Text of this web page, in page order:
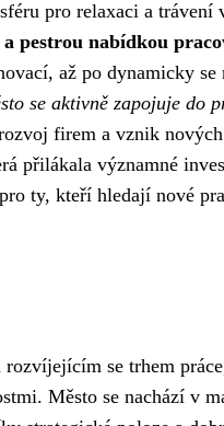
pro relaxaci a trávení
pestrou nabídkou
až po dynamicky
se aktivně zapojuje do
firem a vznik
přilákala významné
ty, kteří hledají nové
se trhem
Město se nachází v